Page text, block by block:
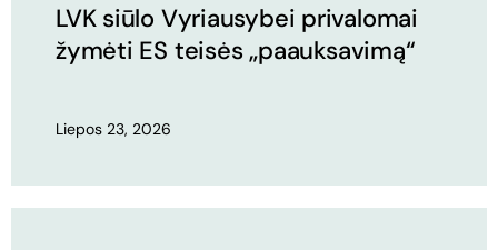
LVK siūlo Vyriausybei privalomai
žymėti ES teisės „paauksavimą“
Liepos 23, 2026